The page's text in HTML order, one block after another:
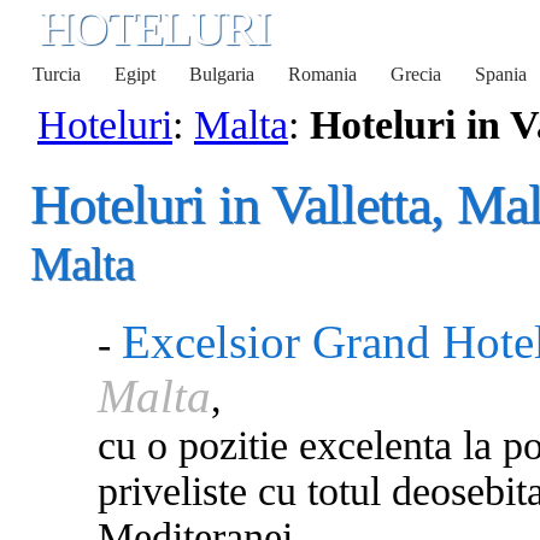
HOTELURI
Turcia Egipt Bulgaria Romania Grecia Spania
Hoteluri: Malta: Hoteluri in
Hoteluri in Valletta,
Malta
- Excelsior Grand
Malta,
cu o pozitie excelenta la
priveliste cu totul